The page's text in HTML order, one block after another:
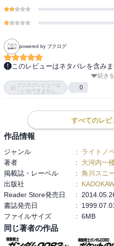
powered by ブクログ
このレビューはネタバレを含みま
TV版と若干違うものの基本的には
続き
ブクログレビューは
いいねできません
0
すべてのレビ
作品情報
ジャンル : ライトノ
著者
: 大河内一
掲載誌・レーベル
: 角川スニ
出版社
:
Reader Store発売日
:
書誌発売日
:
ファイルサイズ
: 6MB
同じ著者の作品